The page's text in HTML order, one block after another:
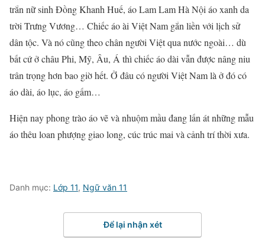
trắn nữ sinh Đồng Khanh Huế, áo Lam Lam Hà Nội áo xanh da
trời Trưng Vương… Chiếc áo ài Việt Nam gắn liền với lịch sử
dân tộc. Và nó cũng theo chân người Việt qua nước ngoài… dù
bất cứ ở châu Phi, Mỹ, Âu, Á thì chiếc áo dài vẫn được nâng niu
trân trọng hơn bao giờ hết. Ở đâu có người Việt Nam là ở đó có
áo dài, áo lục, áo gấm…
Hiện nay phong trào áo vẽ và nhuộm mầu đang lấn át những mẫu
áo thêu loan phượng giao long, cúc trúc mai và cảnh trí thời xưa.
Danh mục: Lớp 11, Ngữ văn 11
Để lại nhận xét